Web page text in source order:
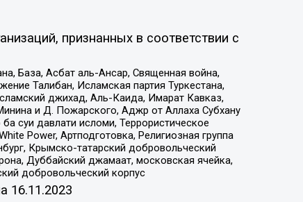
признанных в соответствии с
База, Асбат аль-Ансар, Священная война,
Талибан, Исламская партия Туркестана,
джихад, Аль-Каида, Имарат Кавказ,
и Д. Пожарского, Аджр от Аллаха Субхану
суи давлати исломи, Террористическое
Power, Артподготовка, Религиозная группа
Крымско-татарский добровольческий
Дуббайский джамаат, московская ячейка,
добровольческий корпус
16.11.2023